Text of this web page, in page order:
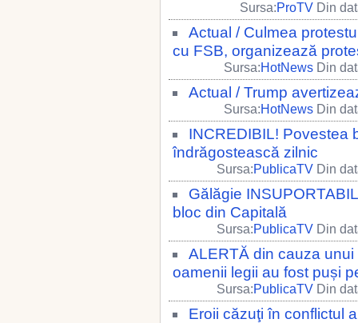
Sursa:ProTV Din
Actual / Culmea
cu FSB, organizează
Sursa:HotNews Din
Actual / Trump
Sursa:HotNews Din
INCREDIBIL! Povestea
îndrăgostească zilnic
Sursa:PublicaTV Din
Gălăgie
bloc din Capitală
Sursa:PublicaTV Din
ALERTĂ din cauza
oamenii legii au fost puși
Sursa:PublicaTV Din
Eroii căzuţi în conflictul